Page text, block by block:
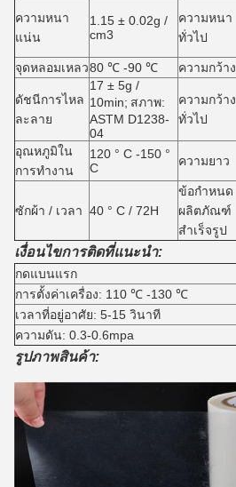
ความหนา
แน่น
1.15 ± 0.02g /
cm3
ความหนา
ทั่วไป
จุดหลอมเหลว80 ℃ -90 ℃ ความกว้าง
ดัชนีการไหล
ละลาย
17 ± 5g /
10min; สภาพ:
ASTM D1238-
04
ความกว้าง
ทั่วไป
อุณหภูมิใน
การทำงาน
120 ° C -150 °
C
ความยาว
ซักผ้า / เวลา 40 ° C / 72H
ข้อกำหนด
ผลิตภัณฑ์
สำเร็จรูป
เงื่อนไขการติดที่แนะนำ:
กดแบนแรก
การตั้งค่าเครื่อง: 110 ℃ -130 ℃
เวลาที่อยู่อาศัย: 5-15 วินาที
ความดัน: 0.3-0.6mpa
รูปภาพสินค้า: